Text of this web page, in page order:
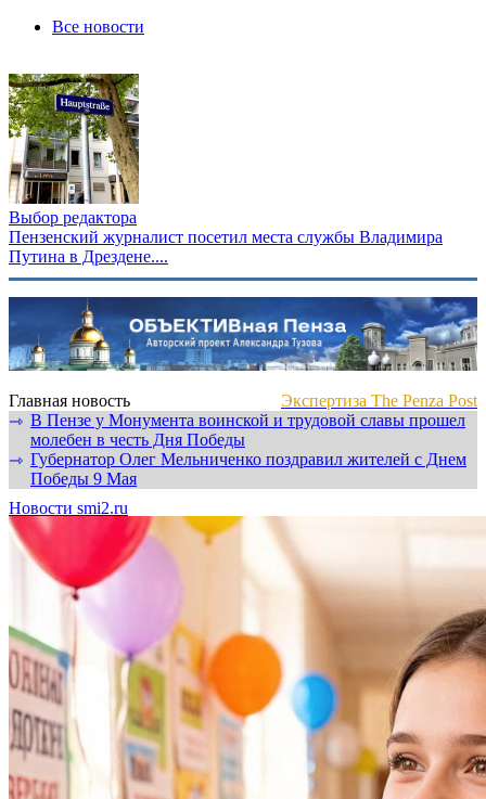
Все новости
Выбор редактора
Пензенский журналист посетил места службы Владимира
Путина в Дрездене....
Главная новость
Экспертиза The Penza Post
⇾ В Пензе у Монумента воинской и трудовой славы прошел
молебен в честь Дня Победы
⇾ Губернатор Олег Мельниченко поздравил жителей с Днем
Победы 9 Мая
Новости smi2.ru